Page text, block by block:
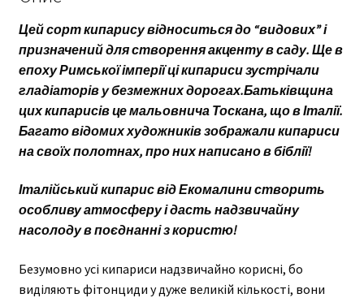
Цей сорт кипарису відноситься до “видових” і
призначений для створення акценту в саду. Ще в
епоху Римської імперії ці кипариси зустрічали
гладіаторів у безмежних дорогах.Батьківщина
цих кипарисів це мальовнича Тоскана, що в Італії.
Багато відомих художників зображали кипариси
на своїх полотнах, про них написано в біблії!
Італійський кипарис від Екомалини створить
особливу атмосферу і дасть надзвичайну
насолоду в поєднанні з користю!
Безумовно усі кипариси надзвичайно корисні, бо
виділяють фітонциди у дуже великій кількості, вони